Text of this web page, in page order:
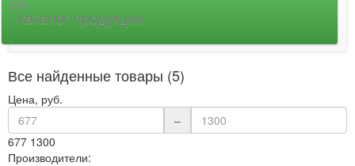
Каталог продукции
Все найденные товары (5)
Цена, руб.
–
677 1300
Производители: